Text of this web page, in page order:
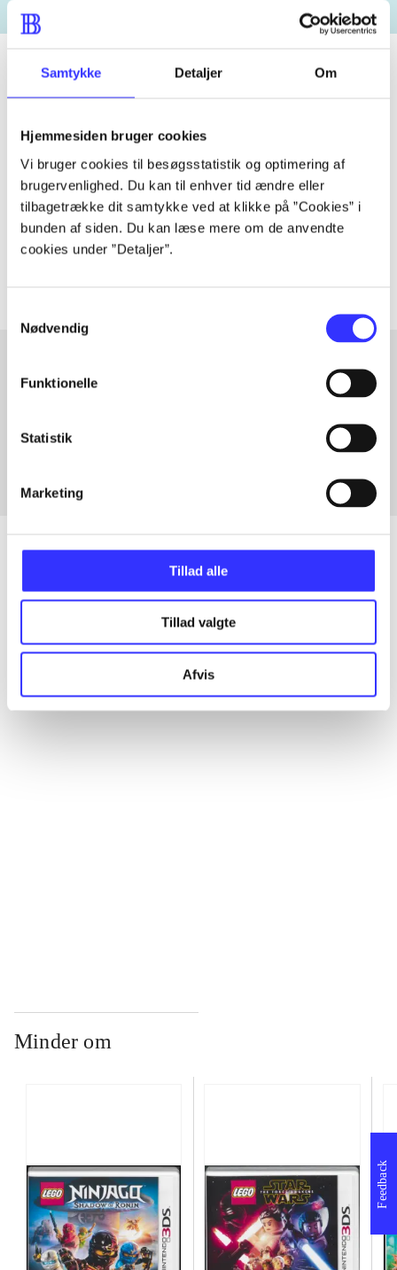
Samtykke Detaljer Om
Hjemmesiden bruger cookies
Vi bruger cookies til besøgsstatistik og optimering af
brugervenlighed. Du kan til enhver tid ændre eller
tilbagetrække dit samtykke ved at klikke på ”Cookies” i
bunden af siden. Du kan læse mere om de anvendte
cookies under ”Detaljer”.
Nødvendig
Funktionelle
Statistik
Marketing
Tillad alle
Tillad valgte
Afvis
Artiklen er en del af
lorem ipsum dolor sit amet ...
Artiklerne ihandler ofte om
Artikler
Alle registrerede artikler fordelt på udgivelser
Minder om
Feedback